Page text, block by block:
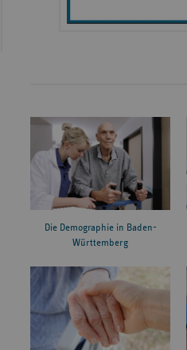
Die Demographie in Baden-
Württemberg